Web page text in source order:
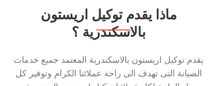
ماذا يقدم توكيل اريستون
بالاسكندرية ؟
يقدم توكيل اريستون بالاسكندرية المعتمد جميع خدمات
الصيانة التى تهدف الى راحة عملائنا الكرام وتوفير كل